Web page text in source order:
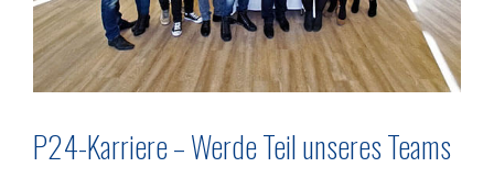
P24-Karriere – Werde Teil unseres Teams